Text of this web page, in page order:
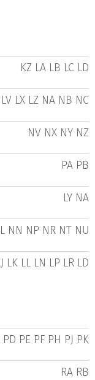
KZ LA LB LC LD
LV LX LZ NA NB NC
NV NX NY NZ
PA PB
LY NA
NN NP NR NT NU
LK LL LN LP LR LD
PD PE PF PH PJ PK
RA RB